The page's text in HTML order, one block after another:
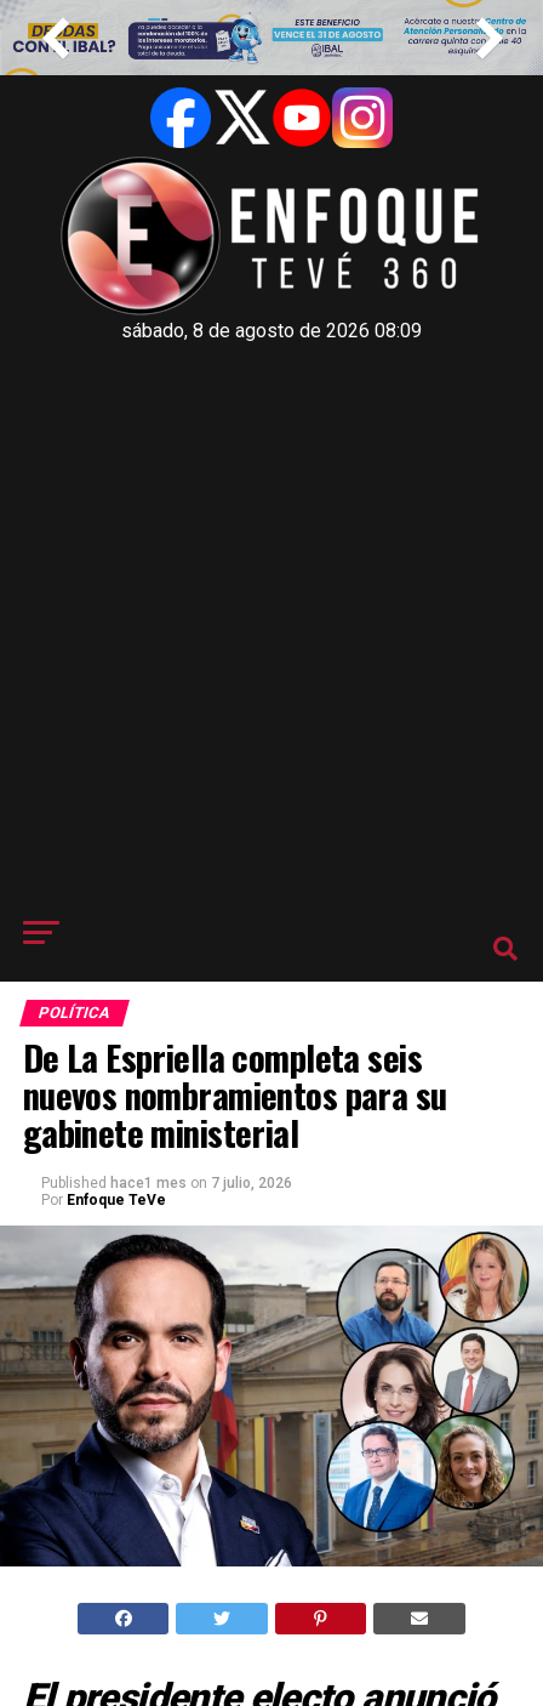
sábado, 8 de agosto de 2026 08:09
POLÍTICA
De La Espriella completa seis
nuevos nombramientos para su
gabinete ministerial
Published hace1 mes on 7 julio, 2026
Por Enfoque TeVe